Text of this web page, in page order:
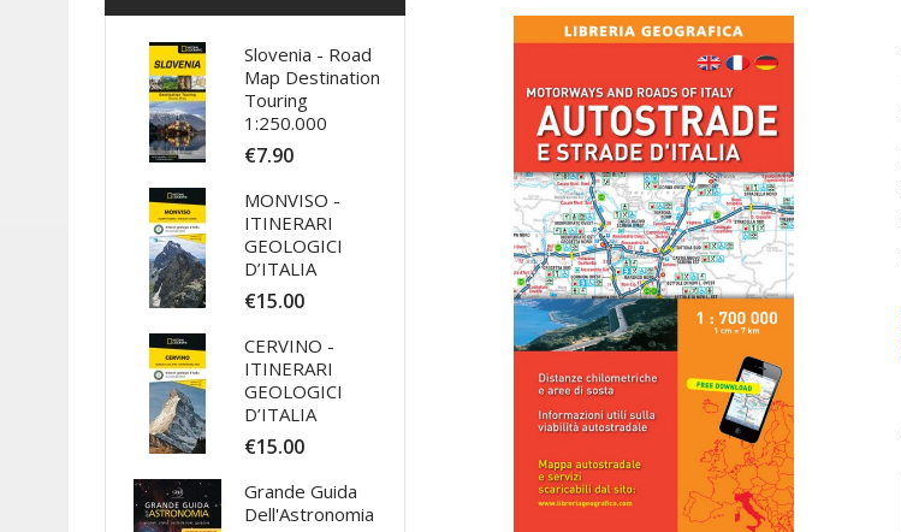
Slovenia - Road
Map Destination
Touring
1:250.000
€7.90
MONVISO -
ITINERARI
GEOLOGICI
D’ITALIA
€15.00
CERVINO -
ITINERARI
GEOLOGICI
D’ITALIA
€15.00
Grande Guida
Dell'Astronomia